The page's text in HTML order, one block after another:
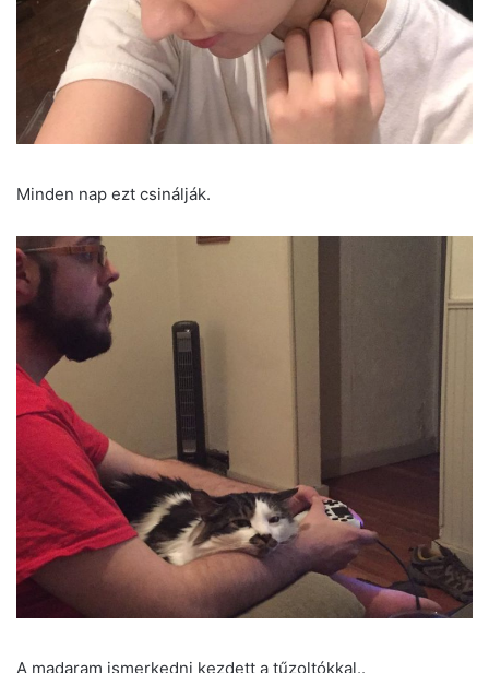
Minden nap ezt csinálják.
A madaram ismerkedni kezdett a tűzoltókkal..